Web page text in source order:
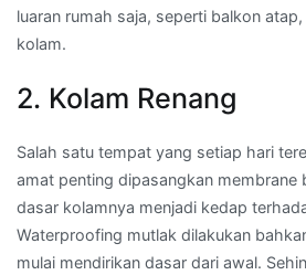
luaran rumah saja, seperti balkon
kolam.
2. Kolam Renang
Salah satu tempat yang setiap hari
amat penting dipasangkan membrane
dasar kolamnya menjadi kedap
Waterproofing mutlak dilakukan
mulai mendirikan dasar dari awal.